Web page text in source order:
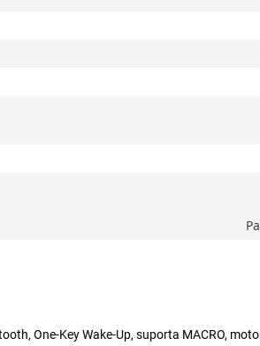
One-Key Wake-Up, suporta MACRO,